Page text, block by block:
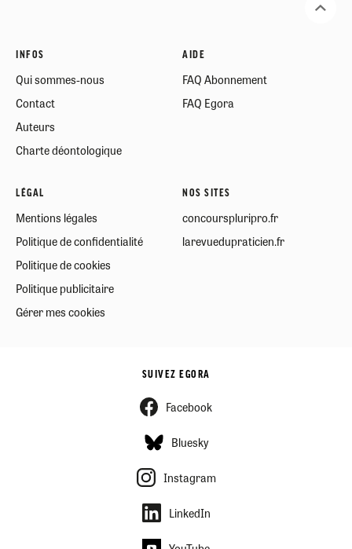
INFOS
Qui sommes-nous
Contact
Auteurs
Charte déontologique
AIDE
FAQ Abonnement
FAQ Egora
LÉGAL
Mentions légales
Politique de confidentialité
Politique de cookies
Politique publicitaire
Gérer mes cookies
NOS SITES
concourspluripro.fr
larevuedupraticien.fr
SUIVEZ EGORA
Facebook
Bluesky
Instagram
LinkedIn